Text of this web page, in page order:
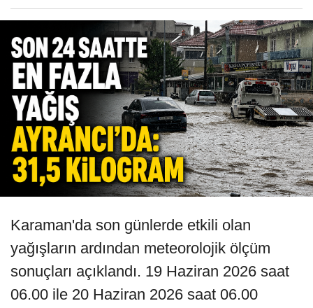
Karaman'da son günlerde etkili olan
yağışların ardından meteorolojik ölçüm
sonuçları açıklandı. 19 Haziran 2026 saat
06.00 ile 20 Haziran 2026 saat 06.00